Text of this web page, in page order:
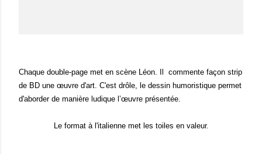
Chaque double-page met en scène Léon. Il commente façon strip
de BD une œuvre d'art. C'est drôle, le dessin humoristique permet
d'aborder de manière ludique l’œuvre présentée.
Le format à l'italienne met les toiles en valeur.